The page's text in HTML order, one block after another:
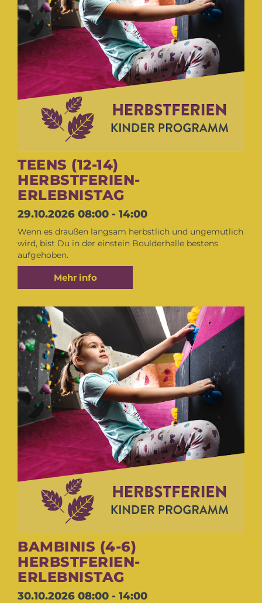
TEENS (12-14)
HERBSTFERIEN-
ERLEBNISTAG
29.10.2026 08:00 - 14:00
Wenn es draußen langsam herbstlich und ungemütlich
wird, bist Du in der einstein Boulderhalle bestens
aufgehoben.
Mehr info
BAMBINIS (4-6)
HERBSTFERIEN-
ERLEBNISTAG
30.10.2026 08:00 - 14:00